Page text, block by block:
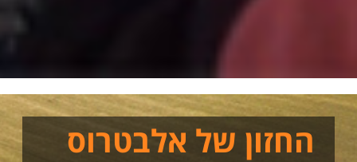
החזון של אלבטרוס